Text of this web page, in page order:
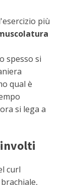
più
spesso si
qual è
si lega a
curl
brachiale,